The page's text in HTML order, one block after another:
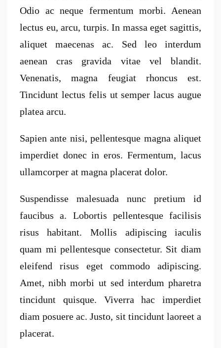
Odio ac neque fermentum morbi. Aenean
lectus eu, arcu, turpis. In massa eget sagittis,
aliquet maecenas ac. Sed leo interdum
aenean cras gravida vitae vel blandit.
Venenatis, magna feugiat rhoncus est.
Tincidunt lectus felis ut semper lacus augue
platea arcu.
Sapien ante nisi, pellentesque magna aliquet
imperdiet donec in eros. Fermentum, lacus
ullamcorper at magna placerat dolor.
Suspendisse malesuada nunc pretium id
faucibus a. Lobortis pellentesque facilisis
risus habitant. Mollis adipiscing iaculis
quam mi pellentesque consectetur. Sit diam
eleifend risus eget commodo adipiscing.
Amet, nibh morbi ut sed interdum pharetra
tincidunt quisque. Viverra hac imperdiet
diam posuere ac. Justo, sit tincidunt laoreet a
placerat.